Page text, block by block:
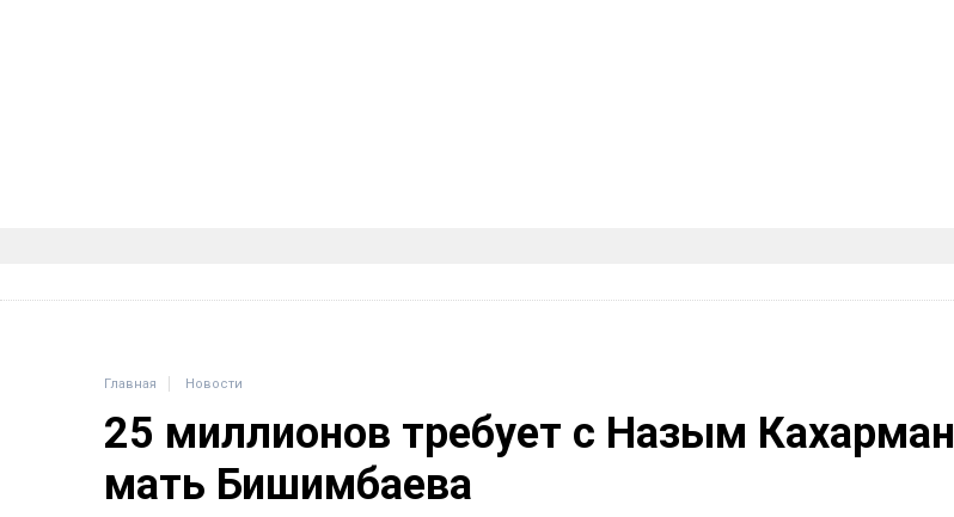
Главная Новости
25 миллионов требует с Назым Кахарман
мать Бишимбаева